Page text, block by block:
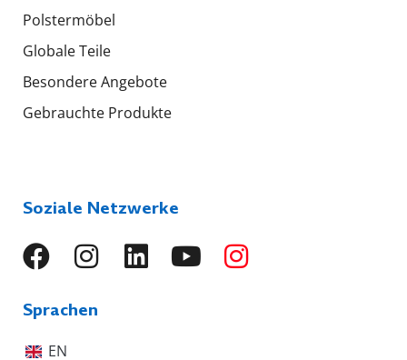
Polstermöbel
Globale Teile
Besondere Angebote
Gebrauchte Produkte
Soziale Netzwerke
Sprachen
EN